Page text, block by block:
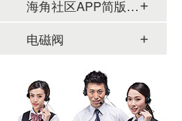
海角社区APP简版下载及管件
电磁阀